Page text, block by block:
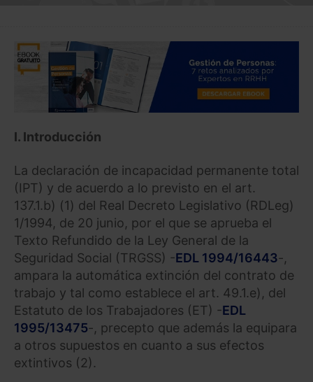
I. Introducción
La declaración de incapacidad permanente total
(IPT) y de acuerdo a lo previsto en el art.
137.1.b) (1) del Real Decreto Legislativo (RDLeg)
1/1994, de 20 junio, por el que se aprueba el
Texto Refundido de la Ley General de la
Seguridad Social (TRGSS) -EDL 1994/16443-,
ampara la automática extinción del contrato de
trabajo y tal como establece el art. 49.1.e), del
Estatuto de los Trabajadores (ET) -EDL
1995/13475-, precepto que además la equipara
a otros supuestos en cuanto a sus efectos
extintivos (2).